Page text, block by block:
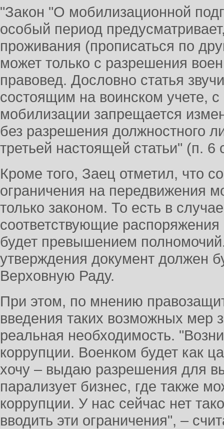
"Закон "О мобилизационной
особый период
проживания (прописаться по
может только с разрешения
правовед. Дословно статья
состоящим на воинском учете,
мобилизации запрещается
без разрешения должностного
третьей настоящей статьи" (п. 6
Кроме того, Заец отметил, что
ограничения на передвижения
только законом. То есть в
соответствующие
будет превышением
утверждения документ должен
Верховную Раду.
При этом, по мнению
введения таких возможных мер
реальная необходимость.
коррупции. Военком будет как
хочу – выдаю разрешения для
парализует бизнес, где также
коррупции. У нас сейчас нет
вводить эти ограничения", –